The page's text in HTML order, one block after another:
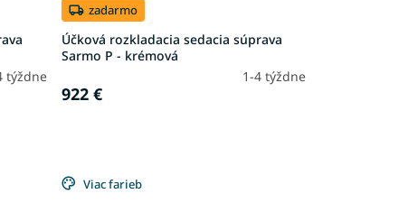
týždne
zadarmo
Účková rozkladacia sedacia súprava
Sarmo P - krémová
1-4 týždne
922 €
Viac farieb